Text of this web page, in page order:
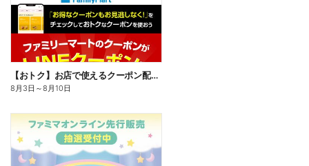
【おトク】お店で使えるクーポン配信中
8月3日 ～8月10日